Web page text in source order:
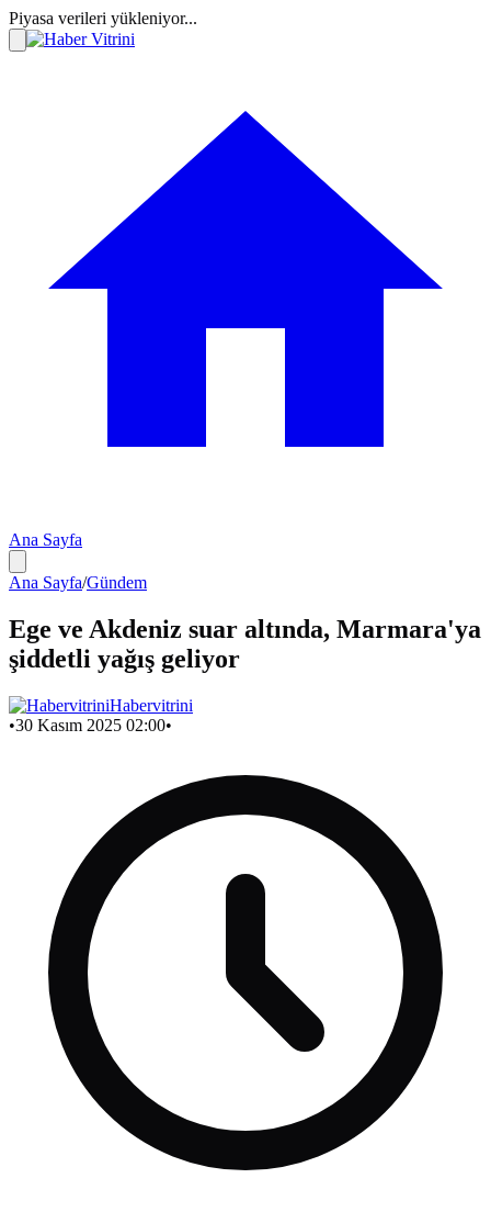
Piyasa verileri yükleniyor...
Ana Sayfa
Ana Sayfa/Gündem
Ege ve Akdeniz suar altında, Marmara'ya
şiddetli yağış geliyor
Habervitrini
•30 Kasım 2025 02:00•